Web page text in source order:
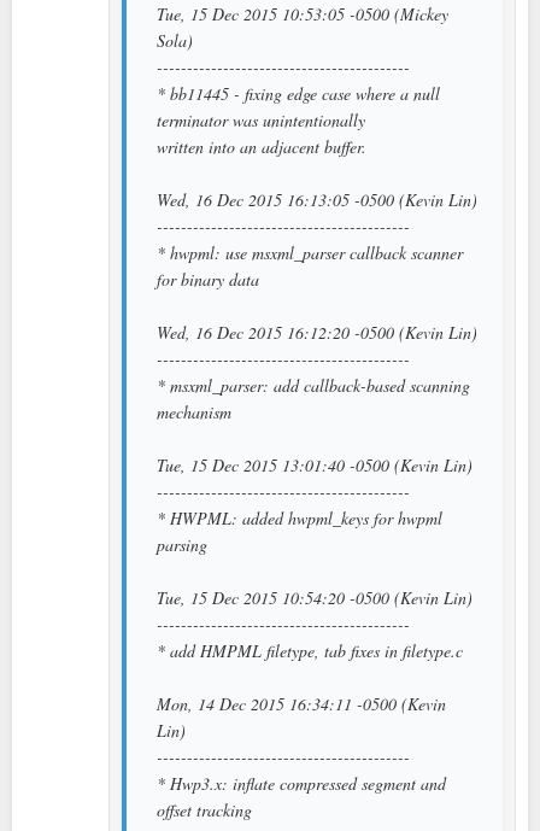
Tue, 15 Dec 2015 10:53:05 -0500 (Mickey
Sola)
------------------------------------------
* bb11445 - fixing edge case where a null
terminator was unintentionally
written into an adjacent buffer.
Wed, 16 Dec 2015 16:13:05 -0500 (Kevin Lin)
------------------------------------------
* hwpml: use msxml_parser callback scanner
for binary data
Wed, 16 Dec 2015 16:12:20 -0500 (Kevin Lin)
------------------------------------------
* msxml_parser: add callback-based scanning
mechanism
Tue, 15 Dec 2015 13:01:40 -0500 (Kevin Lin)
------------------------------------------
* HWPML: added hwpml_keys for hwpml
parsing
Tue, 15 Dec 2015 10:54:20 -0500 (Kevin Lin)
------------------------------------------
* add HMPML filetype, tab fixes in filetype.c
Mon, 14 Dec 2015 16:34:11 -0500 (Kevin
Lin)
------------------------------------------
* Hwp3.x: inflate compressed segment and
offset tracking